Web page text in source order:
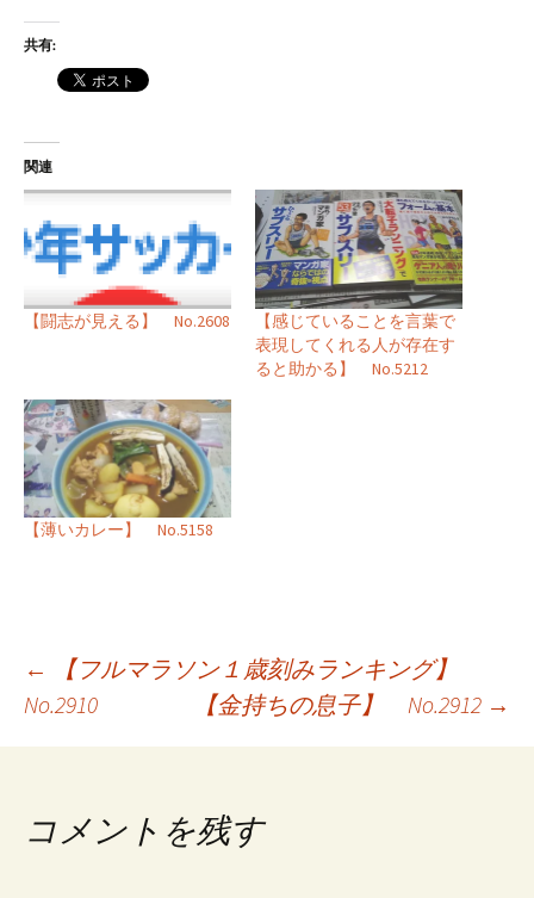
共有:
関連
【闘志が見える】 No.2608
【感じていることを言葉で
表現してくれる人が存在す
ると助かる】 No.5212
【薄いカレー】 No.5158
投
稿
ビ
←
【フルマラソン１歳刻みランキング】
No.2910
【金持ちの息子】 No.2912 →
コメントを残す